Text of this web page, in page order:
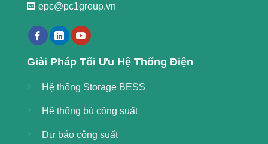
epc@pc1group.vn
Giải Pháp Tối Ưu Hệ Thống Điện
Hệ thống Storage BESS
Hệ thống bù công suất
Dự báo công suất